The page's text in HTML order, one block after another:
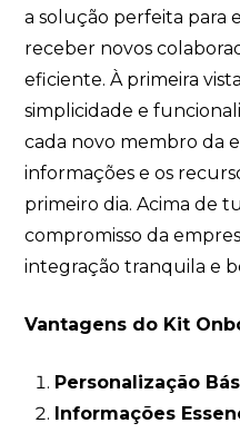
a solução perfeita para
receber novos
eficiente. À primeira
simplicidade e
cada novo membro da
informações e os
primeiro dia. Acima de
compromisso da
integração tranquila e
Vantagens do Kit
Personalização
Informações